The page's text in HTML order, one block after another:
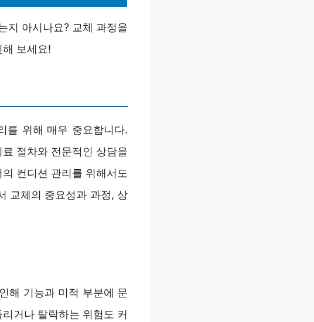
지 아시나요? 교체 과정을
보세요!
를 위해 매우 중요합니다.
절차와 전문적인 상담을
컨디션 관리를 위해서도
교체의 중요성과 과정, 상
해 기능과 미적 부분에 문
거나 탈락하는 위험도 커